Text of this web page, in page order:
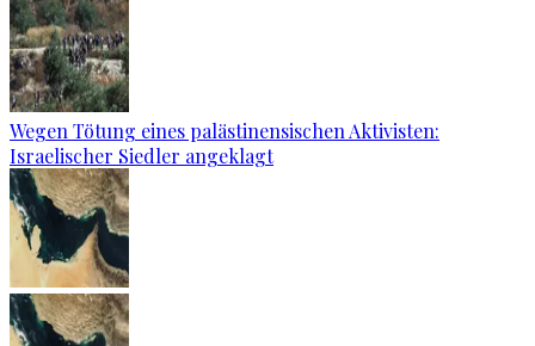
Wegen Tötung eines palästinensischen Aktivisten:
Israelischer Siedler angeklagt